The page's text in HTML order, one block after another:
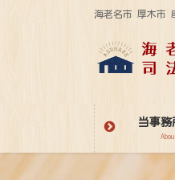
海老名市 厚木市
当事務